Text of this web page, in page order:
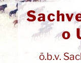
o
ö.b.v.